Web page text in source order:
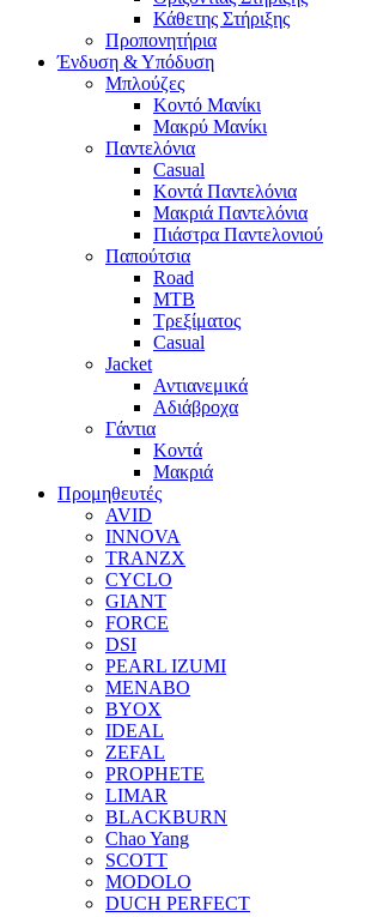
Κάθετης Στήριξης
Προπονητήρια
Ένδυση & Υπόδυση
Μπλούζες
Κοντό Μανίκι
Μακρύ Μανίκι
Παντελόνια
Casual
Κοντά Παντελόνια
Μακριά Παντελόνια
Πιάστρα Παντελονιού
Παπούτσια
Road
MTB
Τρεξίματος
Casual
Jacket
Αντιανεμικά
Αδιάβροχα
Γάντια
Κοντά
Μακριά
Προμηθευτές
AVID
INNOVA
TRANZX
CYCLO
GIANT
FORCE
DSI
PEARL IZUMI
MENABO
BYOX
IDEAL
ZEFAL
PROPHETE
LIMAR
BLACKBURN
Chao Yang
SCOTT
MODOLO
DUCH PERFECT